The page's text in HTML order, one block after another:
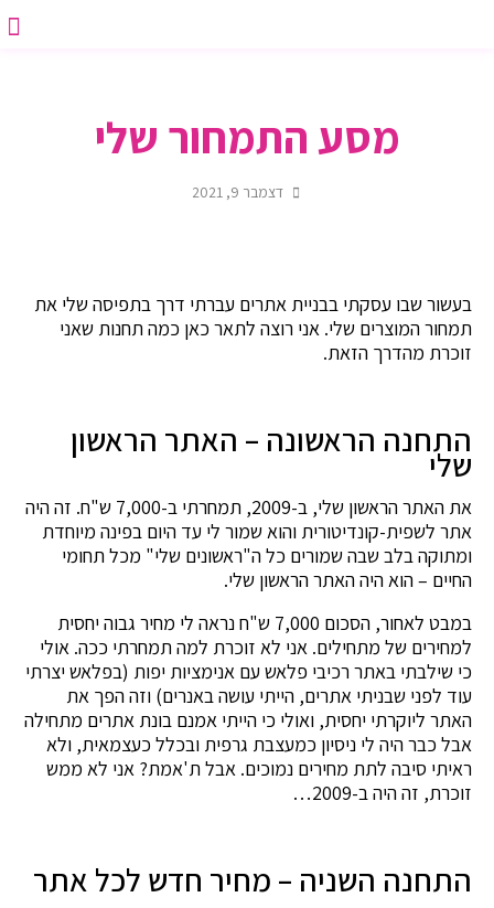
מסע התמחור שלי
דצמבר 9, 2021
בעשור שבו עסקתי בבניית אתרים עברתי דרך בתפיסה שלי את
תמחור המוצרים שלי. אני רוצה לתאר כאן כמה תחנות שאני
זוכרת מהדרך הזאת.
התחנה הראשונה – האתר הראשון
שלי
את האתר הראשון שלי, ב-2009, תמחרתי ב-7,000 ש"ח. זה היה
אתר לשפית-קונדיטורית והוא שמור לי עד היום בפינה מיוחדת
ומתוקה בלב שבה שמורים כל ה"ראשונים שלי" מכל תחומי
החיים – הוא היה האתר הראשון שלי.
במבט לאחור, הסכום 7,000 ש"ח נראה לי מחיר גבוה יחסית
למחירים של מתחילים. אני לא זוכרת למה תמחרתי ככה. אולי
כי שילבתי באתר רכיבי פלאש עם אנימציות יפות (בפלאש יצרתי
עוד לפני שבניתי אתרים, הייתי עושה באנרים) וזה הפך את
האתר ליוקרתי יחסית, ואולי כי הייתי אמנם בונת אתרים מתחילה
אבל כבר היה לי ניסיון כמעצבת גרפית ובכלל כעצמאית, ולא
ראיתי סיבה לתת מחירים נמוכים. אבל ת'אמת? אני לא ממש
זוכרת, זה היה ב-2009…
התחנה השניה – מחיר חדש לכל אתר